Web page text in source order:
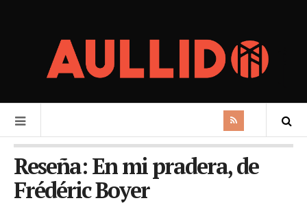
Reseña: En mi pradera, de
Frédéric Boyer